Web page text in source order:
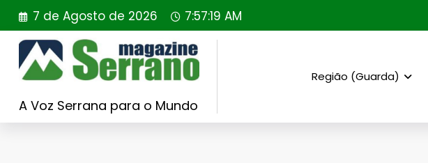
Saltar
para
conteúdo
7 de Agosto de 2026 7:57:20 AM
A Voz Serrana para o Mundo
Região (Guarda)